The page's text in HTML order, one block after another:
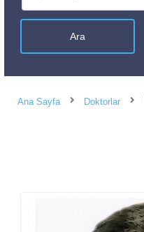
Ana Sayfa Doktorlar